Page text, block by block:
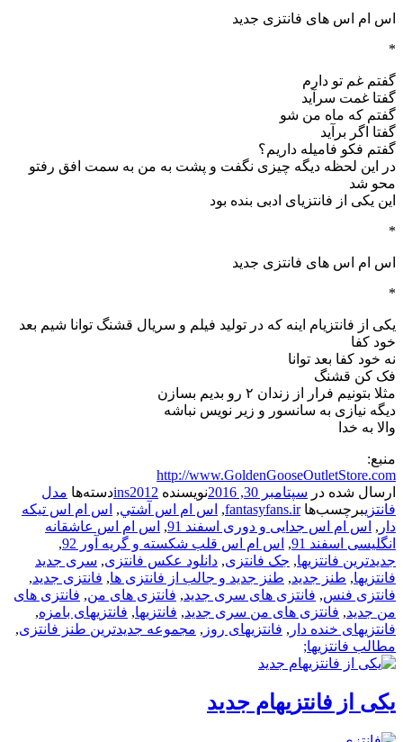
اس ام اس های فانتزی جدید
*
گفتم غم تو دارم
گفتا غمت سرآید
گفتم که ماه من شو
گفتا اگر برآید
گفتم فکو فامیله داریم؟
در این لحظه دیگه چیزی نگفت و پشت به من به سمت افق رفتو
محو شد
این یکی از فانتزیای ادبی بنده بود
*
اس ام اس های فانتزی جدید
*
یکی از فانتزیام اینه که در تولید فیلم و سریال قشنگ توانا شیم بعد
خود کفا
نه خود کفا بعد توانا
فک کن قشنگ
مثلا بتونیم فرار از زندان ۲ رو بدیم بسازن
دیگه نیازی به سانسور و زیر نویس نباشه
والا به خدا
منبع:
http://www.GoldenGooseOutletStore.com
ارسال شده در سپتامبر 30, 2016 نویسنده ins2012دسته‌ها مدل
فانتزیبرچسب‌هاfantasyfans.ir
, اس ام اس آشتي, اس ام اس تیکه
دار , اس ام اس جدایی و دوری اسفند 91 , اس ام اس عاشقانه
انگلیسی اسفند 91
, اس ام اس قلب شکسته و گریه آور 92
,
جدیدترین فانتزیها, جک فانتزی, دانلود عکس فانتزی, سری جدید
فانتزیها, طنز جدید, طنز جدید و جالب از فانتزی ها, فانتزی جدید,
فانتزی فنس, فانتزی های سری جدید, فانتزی های من, فانتزی های
من جدید, فانتزی های من سری جدید, فانتزیها, فانتزیهای بامزه,
فانتزیهای خنده دار , فانتزیهای روز , مجموعه جدیدترین طنز فانتزی,
مطالب فانتزیها;
یکی از فانتزیهام جدید